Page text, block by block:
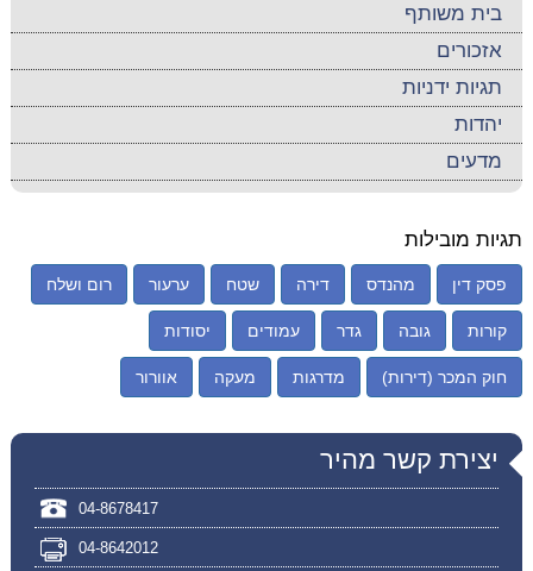
בית משותף
אזכורים
תגיות ידניות
יהדות
מדעים
תגיות מובילות
פסק דין מהנדס דירה שטח ערעור רום ושלח
קורות גובה גדר עמודים יסודות
חוק המכר (דירות) מדרגות מעקה אוורור
יצירת קשר מהיר
04-8678417
04-8642012